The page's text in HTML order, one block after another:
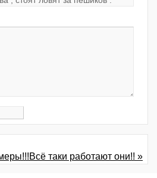
таки работают они!! »